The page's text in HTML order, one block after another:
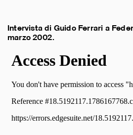
Intervista di Guido Ferrari a
marzo 2002.